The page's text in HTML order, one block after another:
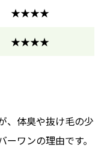
★★★★
★★★★
、体臭や抜け毛の少
ワンの理由です。